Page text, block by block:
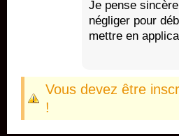
Je pense
négliger pour
mettre en
Vous devez être
!